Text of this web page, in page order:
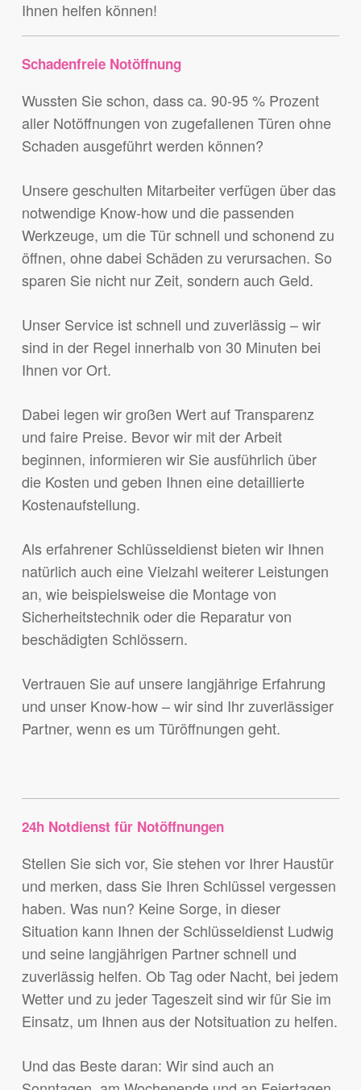
Ihnen helfen können!
Schadenfreie Notöffnung
Wussten Sie schon, dass ca. 90-95 % Prozent
aller Notöffnungen von zugefallenen Türen ohne
Schaden ausgeführt werden können?
Unsere geschulten Mitarbeiter verfügen über das
notwendige Know-how und die passenden
Werkzeuge, um die Tür schnell und schonend zu
öffnen, ohne dabei Schäden zu verursachen. So
sparen Sie nicht nur Zeit, sondern auch Geld.
Unser Service ist schnell und zuverlässig – wir
sind in der Regel innerhalb von 30 Minuten bei
Ihnen vor Ort.
Dabei legen wir großen Wert auf Transparenz
und faire Preise. Bevor wir mit der Arbeit
beginnen, informieren wir Sie ausführlich über
die Kosten und geben Ihnen eine detaillierte
Kostenaufstellung.
Als erfahrener Schlüsseldienst bieten wir Ihnen
natürlich auch eine Vielzahl weiterer Leistungen
an, wie beispielsweise die Montage von
Sicherheitstechnik oder die Reparatur von
beschädigten Schlössern.
Vertrauen Sie auf unsere langjährige Erfahrung
und unser Know-how – wir sind Ihr zuverlässiger
Partner, wenn es um Türöffnungen geht.
24h Notdienst für Notöffnungen
Stellen Sie sich vor, Sie stehen vor Ihrer Haustür
und merken, dass Sie Ihren Schlüssel vergessen
haben. Was nun? Keine Sorge, in dieser
Situation kann Ihnen der Schlüsseldienst Ludwig
und seine langjährigen Partner schnell und
zuverlässig helfen. Ob Tag oder Nacht, bei jedem
Wetter und zu jeder Tageszeit sind wir für Sie im
Einsatz, um Ihnen aus der Notsituation zu helfen.
Und das Beste daran: Wir sind auch an